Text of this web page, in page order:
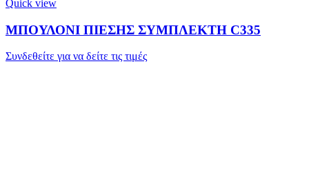
Quick view
ΜΠΟΥΛΟΝΙ ΠΙΕΣΗΣ ΣΥΜΠΛΕΚΤΗ C335
Συνδεθείτε για να δείτε τις τιμές